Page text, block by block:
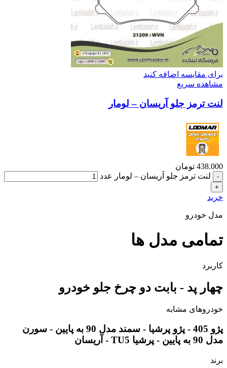
برای مقایسه اضافه کنید
مشاهده سریع
لنت ترمز جلو آریسان – لومار
438.000 تومان
لنت ترمز جلو آریسان – لومار عدد
خرید
مدل خودرو
تمامی مدل ها
کاربرد
چهار پد - بابت دو چرخ جلو خودرو
خودروهای مشابه
پژو 405 - پژو پرشیا - سمند مدل 90 به پایین - سورن
مدل 90 به پایین - پرشیا TU5 - آریسان
برند